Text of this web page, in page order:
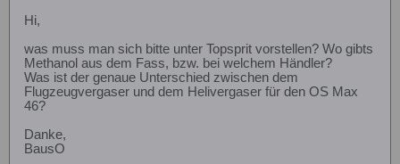
Hi,
was muss man sich bitte unter Topsprit vorstellen? Wo gibts
Methanol aus dem Fass, bzw. bei welchem Händler?
Was ist der genaue Unterschied zwischen dem
Flugzeugvergaser und dem Helivergaser für den OS Max
46?
Danke,
BausO